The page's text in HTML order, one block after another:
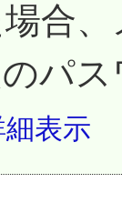
合
パ
表示